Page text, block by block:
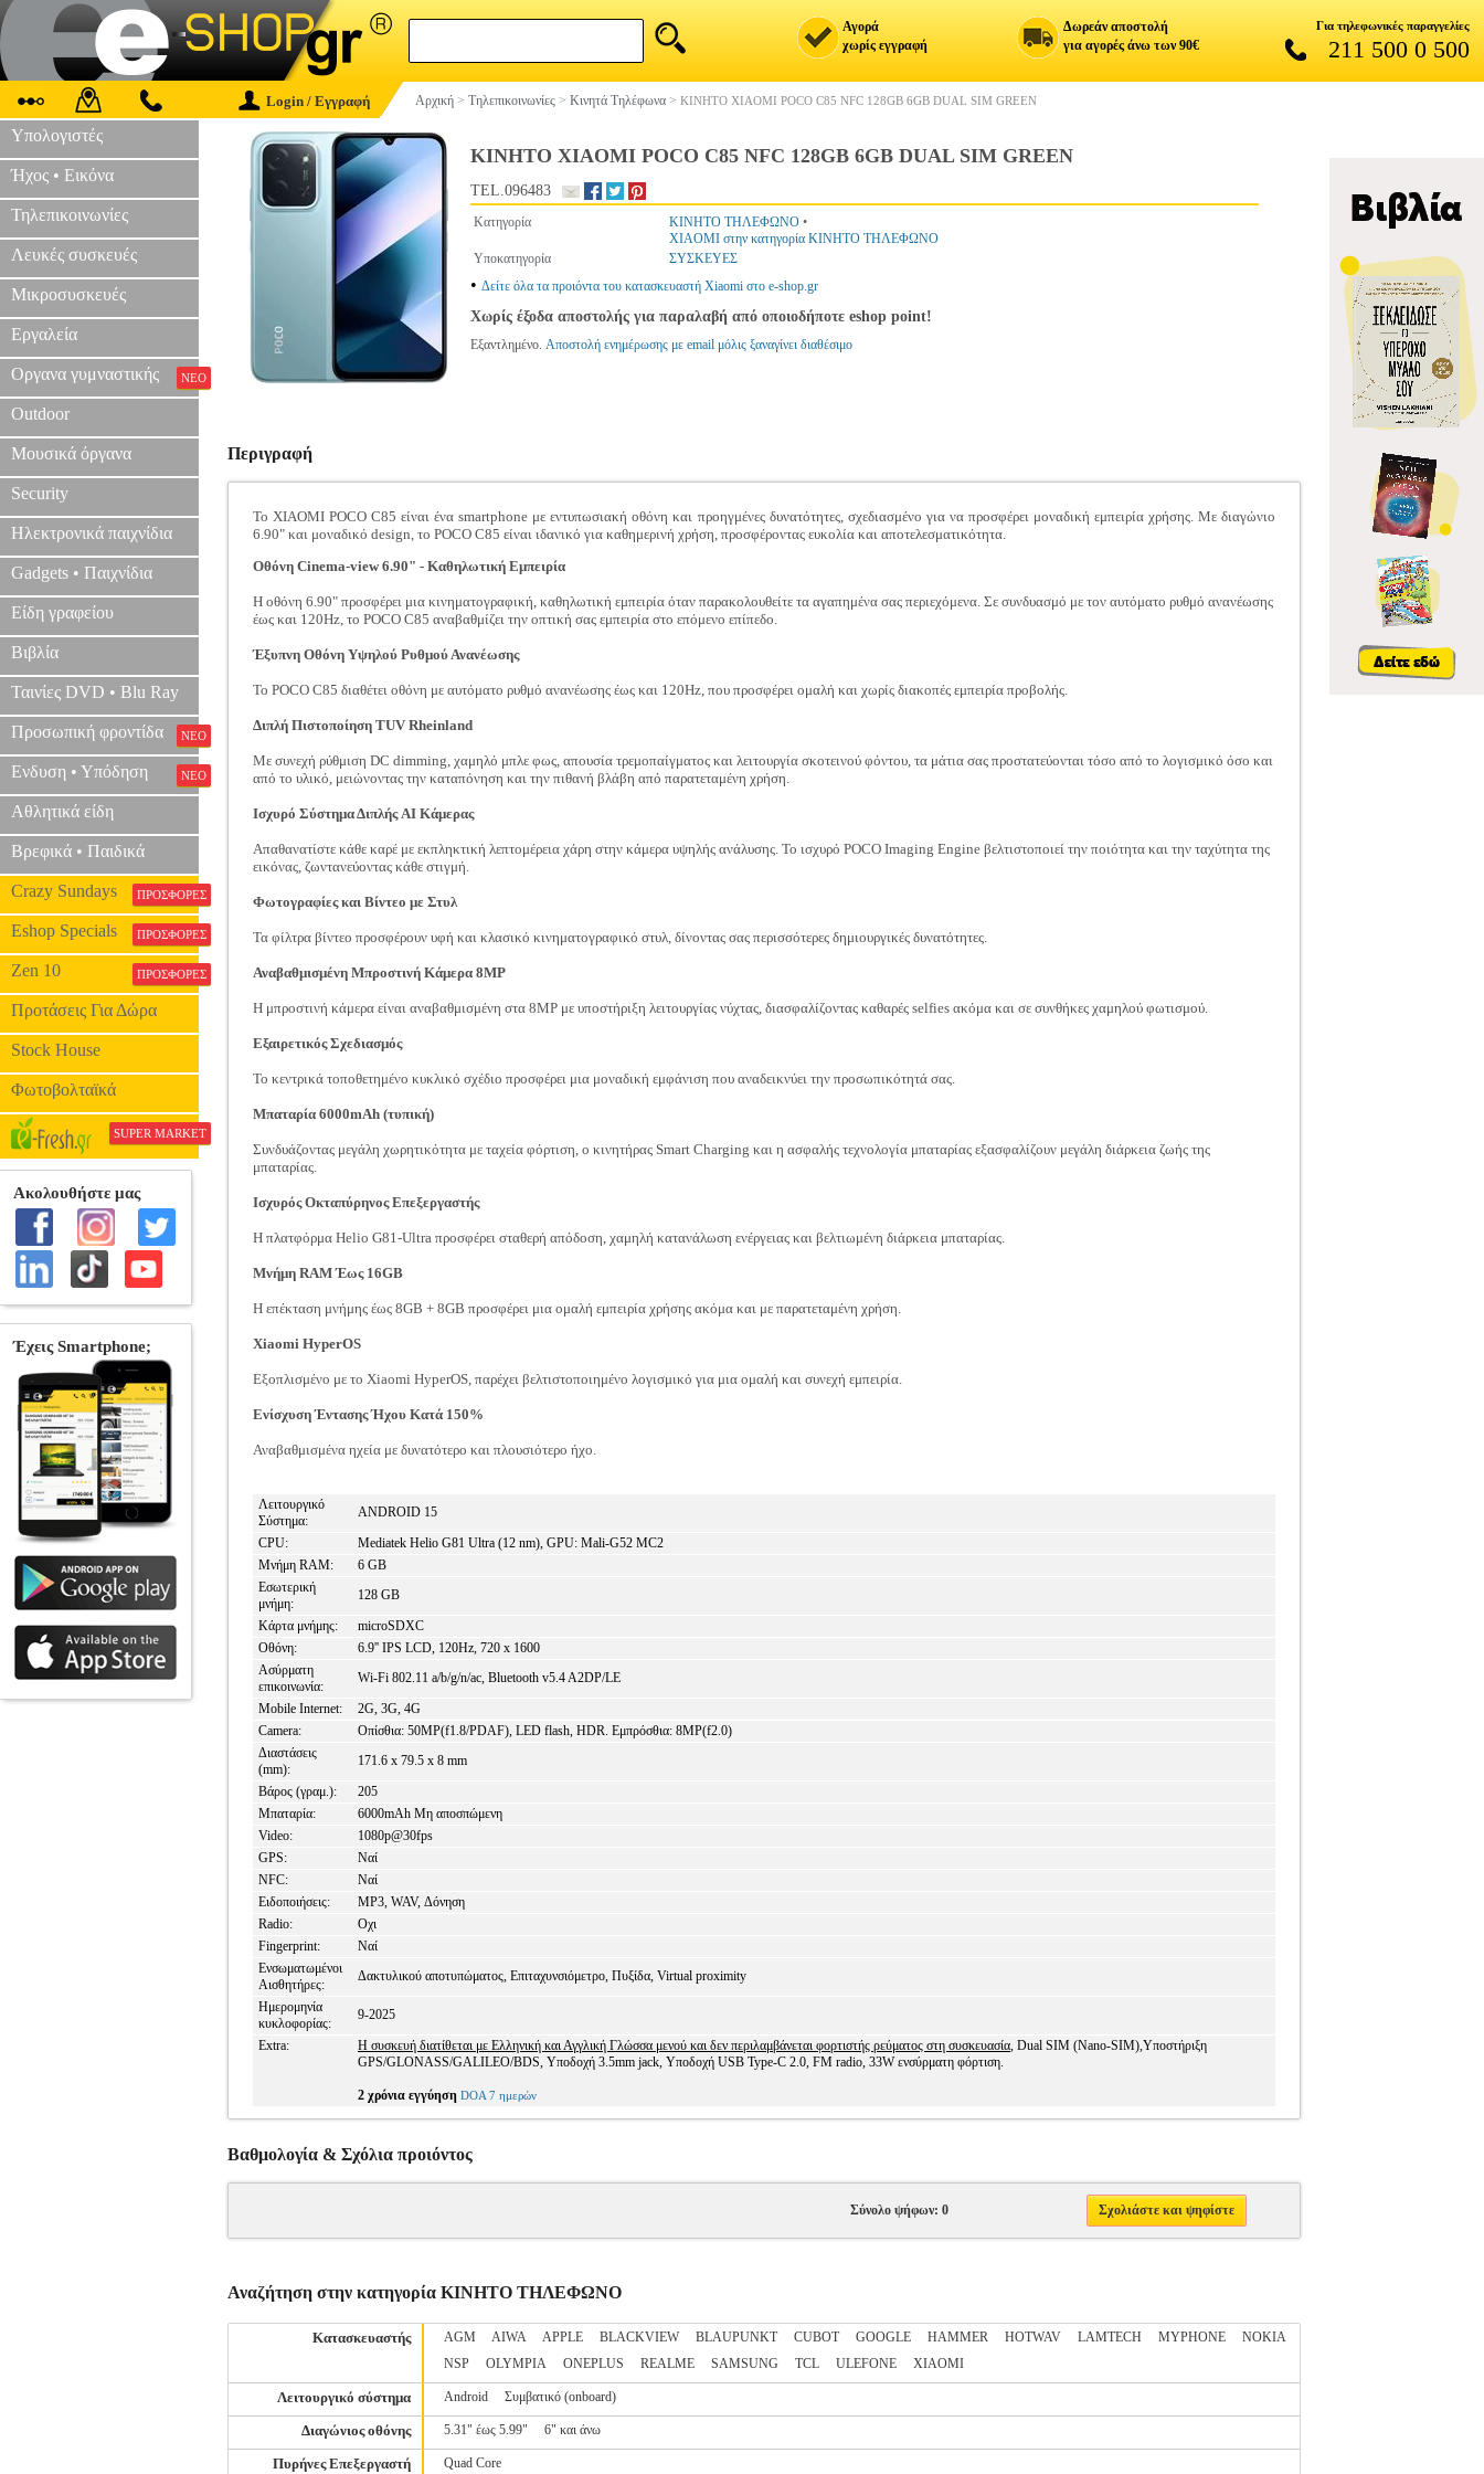
Αγορά
χωρίς εγγραφή
Δωρεάν αποστολή
για αγορές άνω των 90€
Για τηλεφωνικές παραγγελίες
211 500 0 500
Login / Εγγραφή Αρχική > Τηλεπικοινωνίες > Κινητά Τηλέφωνα > ΚΙΝΗΤΟ XIAOMI POCO C85 NFC 128GB 6GB DUAL SIM GREEN
Υπολογιστές
Ήχος • Εικόνα
Τηλεπικοινωνίες
Λευκές συσκευές
Μικροσυσκευές
Εργαλεία
Οργανα γυμναστικής ΝΕΟ
Outdoor
Μουσικά όργανα
Security
Ηλεκτρονικά παιχνίδια
Gadgets • Παιχνίδια
Είδη γραφείου
Βιβλία
Ταινίες DVD • Blu Ray
Προσωπική φροντίδα ΝΕΟ
Ενδυση • Υπόδηση ΝΕΟ
Αθλητικά είδη
Βρεφικά • Παιδικά
Crazy Sundays ΠΡΟΣΦΟΡΕΣ
Eshop Specials ΠΡΟΣΦΟΡΕΣ
Zen 10 ΠΡΟΣΦΟΡΕΣ
Προτάσεις Για Δώρα
Stock House
Φωτοβολταϊκά
SUPER MARKET
ΚΙΝΗΤΟ XIAOMI POCO C85 NFC 128GB 6GB DUAL SIM GREEN
TEL.096483
Κατηγορία ΚΙΝΗΤΟ ΤΗΛΕΦΩΝΟ •
XIAOMI στην κατηγορία ΚΙΝΗΤΟ ΤΗΛΕΦΩΝΟ
Υποκατηγορία
ΣΥΣΚΕΥΕΣ
• Δείτε όλα τα προιόντα του κατασκευαστή Xiaomi στο e-shop.gr
Χωρίς έξοδα αποστολής για παραλαβή από οποιοδήποτε eshop point!
Εξαντλημένο. Αποστολή ενημέρωσης με email μόλις ξαναγίνει διαθέσιμο
Περιγραφή
Το XIAOMI POCO C85 είναι ένα smartphone με εντυπωσιακή οθόνη και προηγμένες δυνατότητες, σχεδιασμένο για να προσφέρει μοναδική εμπειρία χρήσης. Με διαγώνιο
6.90" και μοναδικό design, το POCO C85 είναι ιδανικό για καθημερινή χρήση, προσφέροντας ευκολία και αποτελεσματικότητα.
Οθόνη Cinema-view 6.90" - Καθηλωτική Εμπειρία
Η οθόνη 6.90" προσφέρει μια κινηματογραφική, καθηλωτική εμπειρία όταν παρακολουθείτε τα αγαπημένα σας περιεχόμενα. Σε συνδυασμό με τον αυτόματο ρυθμό ανανέωσης
έως και 120Hz, το POCO C85 αναβαθμίζει την οπτική σας εμπειρία στο επόμενο επίπεδο.
Έξυπνη Οθόνη Υψηλού Ρυθμού Ανανέωσης
Το POCO C85 διαθέτει οθόνη με αυτόματο ρυθμό ανανέωσης έως και 120Hz, που προσφέρει ομαλή και χωρίς διακοπές εμπειρία προβολής.
Διπλή Πιστοποίηση TUV Rheinland
Με συνεχή ρύθμιση DC dimming, χαμηλό μπλε φως, απουσία τρεμοπαίγματος και λειτουργία σκοτεινού φόντου, τα μάτια σας προστατεύονται τόσο από το λογισμικό όσο και
από το υλικό, μειώνοντας την καταπόνηση και την πιθανή βλάβη από παρατεταμένη χρήση.
Ισχυρό Σύστημα Διπλής AI Κάμερας
Απαθανατίστε κάθε καρέ με εκπληκτική λεπτομέρεια χάρη στην κάμερα υψηλής ανάλυσης. Το ισχυρό POCO Imaging Engine βελτιστοποιεί την ποιότητα και την ταχύτητα της
εικόνας, ζωντανεύοντας κάθε στιγμή.
Φωτογραφίες και Βίντεο με Στυλ
Τα φίλτρα βίντεο προσφέρουν υφή και κλασικό κινηματογραφικό στυλ, δίνοντας σας περισσότερες δημιουργικές δυνατότητες.
Αναβαθμισμένη Μπροστινή Κάμερα 8MP
Η μπροστινή κάμερα είναι αναβαθμισμένη στα 8MP με υποστήριξη λειτουργίας νύχτας, διασφαλίζοντας καθαρές selfies ακόμα και σε συνθήκες χαμηλού φωτισμού.
Εξαιρετικός Σχεδιασμός
Το κεντρικά τοποθετημένο κυκλικό σχέδιο προσφέρει μια μοναδική εμφάνιση που αναδεικνύει την προσωπικότητά σας.
Μπαταρία 6000mAh (τυπική)
Συνδυάζοντας μεγάλη χωρητικότητα με ταχεία φόρτιση, ο κινητήρας Smart Charging και η ασφαλής τεχνολογία μπαταρίας εξασφαλίζουν μεγάλη διάρκεια ζωής της
μπαταρίας.
Ισχυρός Οκταπύρηνος Επεξεργαστής
Η πλατφόρμα Helio G81-Ultra προσφέρει σταθερή απόδοση, χαμηλή κατανάλωση ενέργειας και βελτιωμένη διάρκεια μπαταρίας.
Μνήμη RAM Έως 16GB
Η επέκταση μνήμης έως 8GB + 8GB προσφέρει μια ομαλή εμπειρία χρήσης ακόμα και με παρατεταμένη χρήση.
Xiaomi HyperOS
Εξοπλισμένο με το Xiaomi HyperOS, παρέχει βελτιστοποιημένο λογισμικό για μια ομαλή και συνεχή εμπειρία.
Ενίσχυση Έντασης Ήχου Κατά 150%
Αναβαθμισμένα ηχεία με δυνατότερο και πλουσιότερο ήχο.
Λειτουργικό
Σύστημα:
ANDROID 15
CPU:
Mediatek Helio G81 Ultra (12 nm), GPU: Mali-G52 MC2
Μνήμη RAM:
6 GB
Εσωτερική
μνήμη:
128 GB
Κάρτα μνήμης:
microSDXC
Οθόνη:
6.9'' IPS LCD, 120Hz, 720 x 1600
Ασύρματη
επικοινωνία:
Wi-Fi 802.11 a/b/g/n/ac, Bluetooth v5.4 A2DP/LE
Mobile Internet:
2G, 3G, 4G
Camera:
Οπίσθια: 50MP(f1.8/PDAF), LED flash, HDR. Εμπρόσθια: 8MP(f2.0)
Διαστάσεις
(mm):
171.6 x 79.5 x 8 mm
Βάρος (γραμ.):
205
Μπαταρία:
6000mAh Μη αποσπώμενη
Video:
1080p@30fps
GPS:
Ναί
NFC:
Ναί
Ειδοποιήσεις:
MP3, WAV, Δόνηση
Radio:
Οχι
Fingerprint:
Ναί
Ενσωματωμένοι
Αισθητήρες:
Δακτυλικού αποτυπώματος, Επιταχυνσιόμετρο, Πυξίδα, Virtual proximity
Ημερομηνία
κυκλοφορίας:
9-2025
Extra:
H συσκευή διατίθεται με Ελληνική και Αγγλική Γλώσσα μενού και δεν περιλαμβάνεται φορτιστής ρεύματος στη συσκευασία, Dual SIM (Nano-SIM),Υποστήριξη
GPS/GLONASS/GALILEO/BDS, Υποδοχή 3.5mm jack, Υποδοχή USB Type-C 2.0, FM radio, 33W ενσύρματη φόρτιση.
2 χρόνια εγγύηση DOA 7 ημερών
Βαθμολογία & Σχόλια προιόντος
Σύνολο ψήφων: 0 Σχολιάστε και ψηφίστε
Αναζήτηση στην κατηγορία ΚΙΝΗΤΟ ΤΗΛΕΦΩΝΟ
Κατασκευαστής AGM AIWA APPLE BLACKVIEW BLAUPUNKT CUBOT GOOGLE HAMMER HOTWAV LAMTECH MYPHONE
NOKIA
NSP
OLYMPIA ONEPLUS REALME SAMSUNG TCL ULEFONE XIAOMI
Λειτουργικό σύστημα Android Συμβατικό (onboard)
Διαγώνιος οθόνης 5.31" έως 5.99" 6" και άνω
Πυρήνες Επεξεργαστή Quad Core